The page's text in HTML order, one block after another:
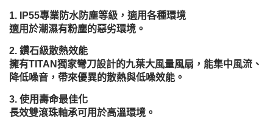
IP55專業防水防塵等級，適用各種環境
適用於潮濕有粉塵的惡劣環境。
鑽石級散熱效能
擁有TITAN獨家彎刀設計的九葉大風量風扇，能集中風流、
降低噪音，帶來優異的散熱與低噪效能。
使用壽命最佳化
長效雙滾珠軸承可用於高溫環境。